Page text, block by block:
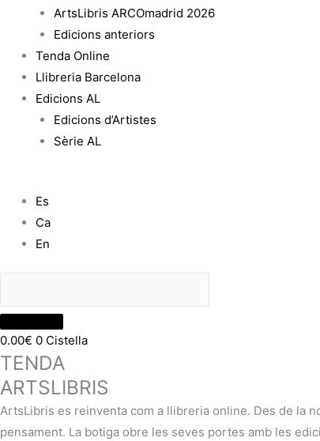
ArtsLibris ARCOmadrid 2026
Edicions anteriors
Tenda Online
Llibreria Barcelona
Edicions AL
Edicions d’Artistes
Sèrie AL
Es
Ca
En
0.00€ 0 Cistella
TENDA
ARTSLIBRIS
ArtsLibris es reinventa com a llibreria online. Des de la
pensament. La botiga obre les seves portes amb les